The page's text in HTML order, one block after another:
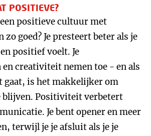
POSITIEVE?
positieve cultuur met
zo goed? Je presteert beter als je
positief voelt. Je
creativiteit nemen toe - en als
gaat, is het makkelijker om
Positiviteit verbetert
Je bent opener en meer
terwijl je je afsluit als je je